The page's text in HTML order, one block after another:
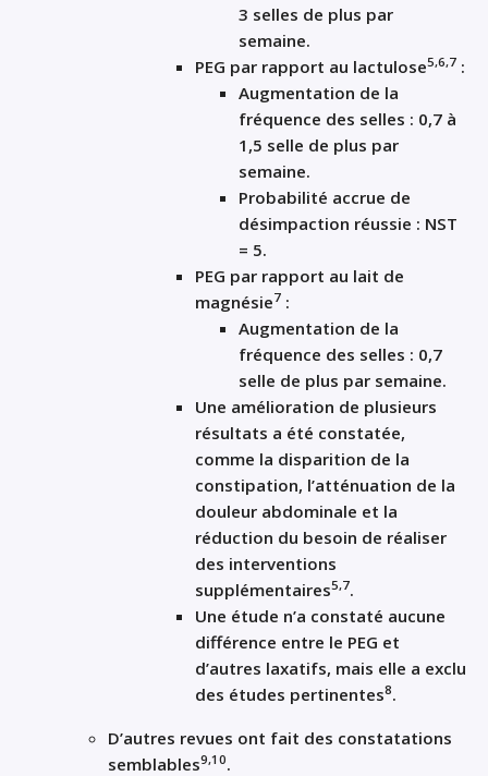
3 selles de plus par
semaine.
PEG par rapport au lactulose5,6,7 :
Augmentation de la
fréquence des selles : 0,7 à
1,5 selle de plus par
semaine.
Probabilité accrue de
désimpaction réussie : NST
= 5.
PEG par rapport au lait de
magnésie7 :
Augmentation de la
fréquence des selles : 0,7
selle de plus par semaine.
Une amélioration de plusieurs
résultats a été constatée,
comme la disparition de la
constipation, l’atténuation de la
douleur abdominale et la
réduction du besoin de réaliser
des interventions
supplémentaires5,7.
Une étude n’a constaté aucune
différence entre le PEG et
d’autres laxatifs, mais elle a exclu
des études pertinentes8.
D’autres revues ont fait des constatations
semblables9,10.